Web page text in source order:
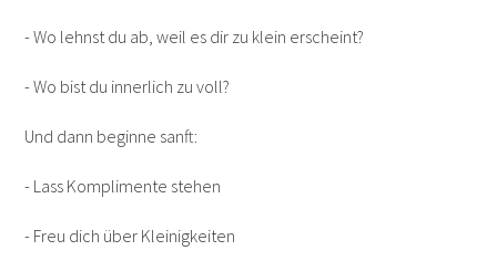
- Wo lehnst du ab, weil es dir zu klein erscheint?
- Wo bist du innerlich zu voll?
Und dann beginne sanft:
- Lass Komplimente stehen
- Freu dich über Kleinigkeiten